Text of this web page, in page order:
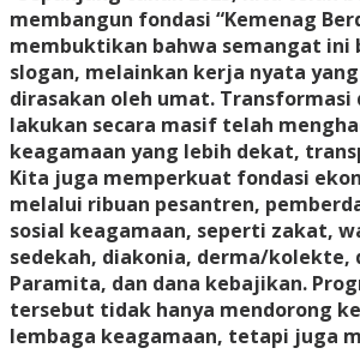
membangun fondasi “Kemenag
membuktikan bahwa semangat ini
slogan, melainkan kerja nyata
dirasakan oleh umat.
lakukan secara masif telah
keagamaan yang lebih dekat,
Kita juga memperkuat fondasi
melalui ribuan pesantren,
sosial keagamaan, seperti zakat,
sedekah, diakonia, derma/kolekte,
Paramita, dan dana kebajikan.
tersebut tidak hanya mendorong
lembaga keagamaan, tetapi juga